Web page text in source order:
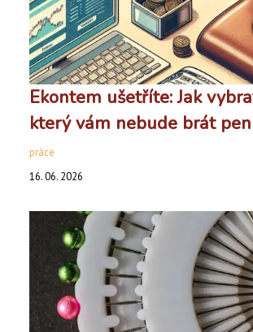
Ekontem ušetříte: Jak
který vám nebude brát
práce
16. 06. 2026